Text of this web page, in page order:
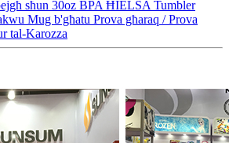
sħun 30oz BPA ĦIELSA Tumbler
Mug b'għatu Prova għaraq / Prova
tal-Karozza